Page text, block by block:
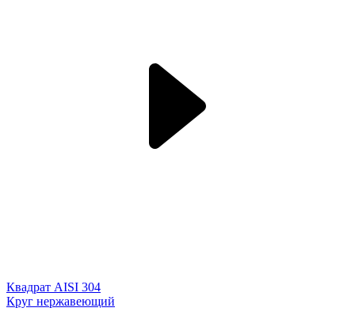
Квадрат AISI 304
Круг нержавеющий